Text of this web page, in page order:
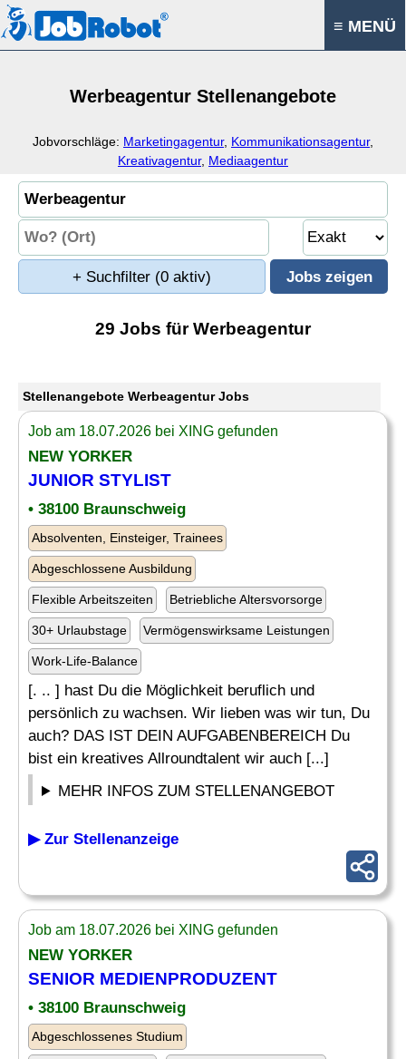
≡ MENÜ
Werbeagentur Stellenangebote
Jobvorschläge: Marketingagentur, Kommunikationsagentur,
Kreativagentur, Mediaagentur
+ Suchfilter (0 aktiv)
29 Jobs für Werbeagentur
Stellenangebote Werbeagentur Jobs
Job am 18.07.2026 bei XING gefunden
NEW YORKER
JUNIOR STYLIST
• 38100 Braunschweig
Absolventen, Einsteiger, Trainees
Abgeschlossene Ausbildung
Flexible Arbeitszeiten Betriebliche Altersvorsorge
30+ Urlaubstage Vermögenswirksame Leistungen
Work-Life-Balance
[. .. ] hast Du die Möglichkeit beruflich und
persönlich zu wachsen. Wir lieben was wir tun, Du
auch? DAS IST DEIN AUFGABENBEREICH Du
bist ein kreatives Allroundtalent wir auch [...]
MEHR INFOS ZUM STELLENANGEBOT
▶ Zur Stellenanzeige
Job am 18.07.2026 bei XING gefunden
NEW YORKER
SENIOR MEDIENPRODUZENT
• 38100 Braunschweig
Abgeschlossenes Studium